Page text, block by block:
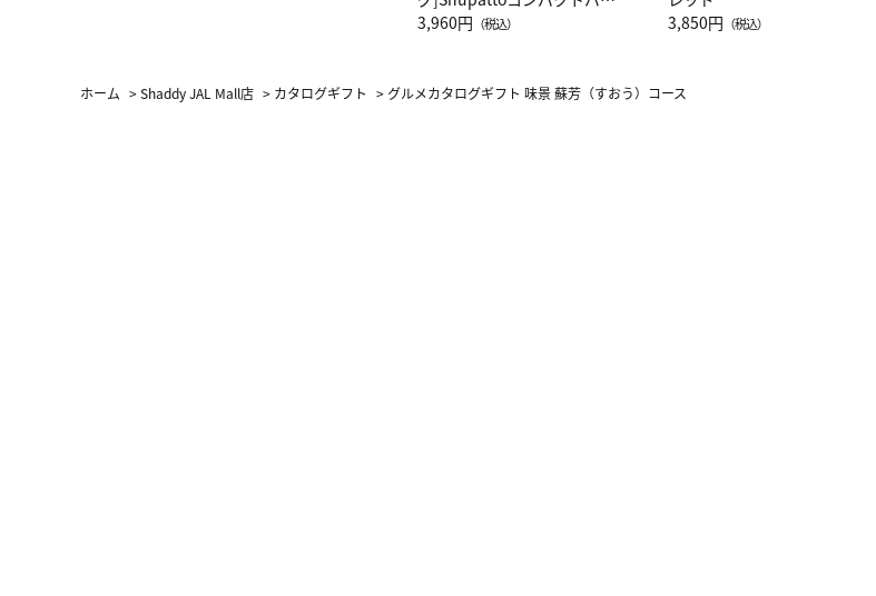
グ Drop JAL客室乗務員
3,960円 （税込）
3,850円 （税込）
ホーム >Shaddy JAL Mall店 > カタログギフト > グルメカタログギフト 味景 蘇芳（すおう）コース